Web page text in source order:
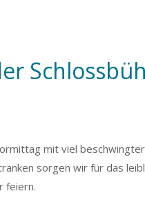
mit viel
sorgen wir für das
feiern.